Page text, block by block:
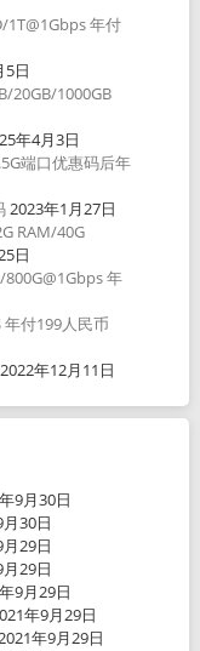
1T@1Gbps 年付
5日
20GB/1000GB
年4月3日
端口优惠码后年
2023年1月27日
RAM/40G
日
年
付199人民币
2022年12月11日
9月30日
30日
29日
29日
9月29日
年9月29日
年9月29日